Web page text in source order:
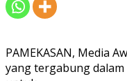
PAMEKASAN, Media
yang tergabung